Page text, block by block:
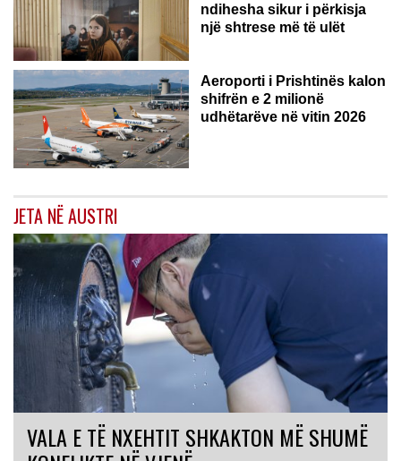
ndihesha sikur i përkisja
një shtrese më të ulët
Aeroporti i Prishtinës kalon
shifrën e 2 milionë
udhëtarëve në vitin 2026
JETA NË AUSTRI
VALA E TË NXEHTIT SHKAKTON MË SHUMË